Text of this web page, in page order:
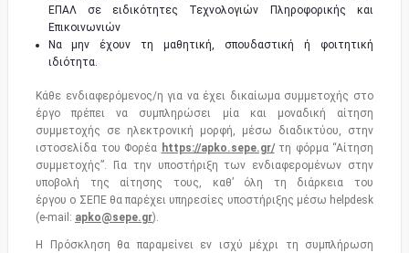
ΕΠΑΛ σε ειδικότητες Τεχνολογιών Πληροφορικής και
Επικοινωνιών
Να μην έχουν τη μαθητική, σπουδαστική ή φοιτητική
ιδιότητα.
Κάθε ενδιαφερόμενος/η για να έχει δικαίωμα συμμετοχής στο
έργο πρέπει να συμπληρώσει μία και μοναδική αίτηση
συμμετοχής σε ηλεκτρονική μορφή, μέσω διαδικτύου, στην
ιστοσελίδα του Φορέα https://apko.sepe.gr/τη φόρμα “Αίτηση
συμμετοχής”. Για την υποστήριξη των ενδιαφερομένων στην
υποβολή της αίτησης τους, καθ’ όλη τη διάρκεια του
έργου o ΣΕΠΕ θα παρέχει υπηρεσίες υποστήριξης μέσω helpdesk
(e-mail: apko@sepe.gr).
Η Πρόσκληση θα παραμείνει εν ισχύ μέχρι τη συμπλήρωση